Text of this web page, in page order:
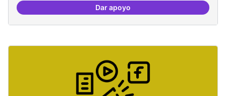
Dar apoyoLobby per FLOSS i